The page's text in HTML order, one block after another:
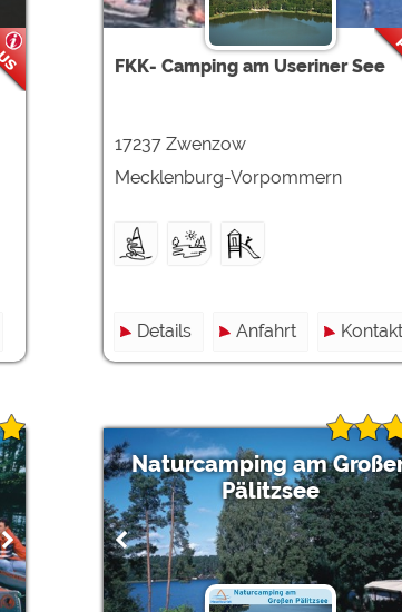
FKK- Camping am Useriner See
17237 Zwenzow
Mecklenburg-Vorpommern
Details Anfahrt Kontakt
Naturcamping am
Pälitzsee